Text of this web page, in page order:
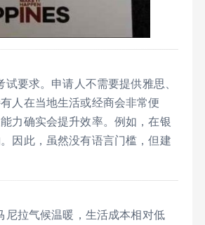
要求。申请人不需要提供雅思、
人在当地生活或经商会非常便
力确实会提升效率。例如，在银
因此，虽然没有语言门槛，但建
拉气候温暖，生活成本相对低